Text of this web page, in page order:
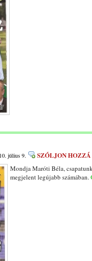
július 9. SZÓLJON HOZZÁ
Mondja Maróti Béla,
megjelent legújabb számában.